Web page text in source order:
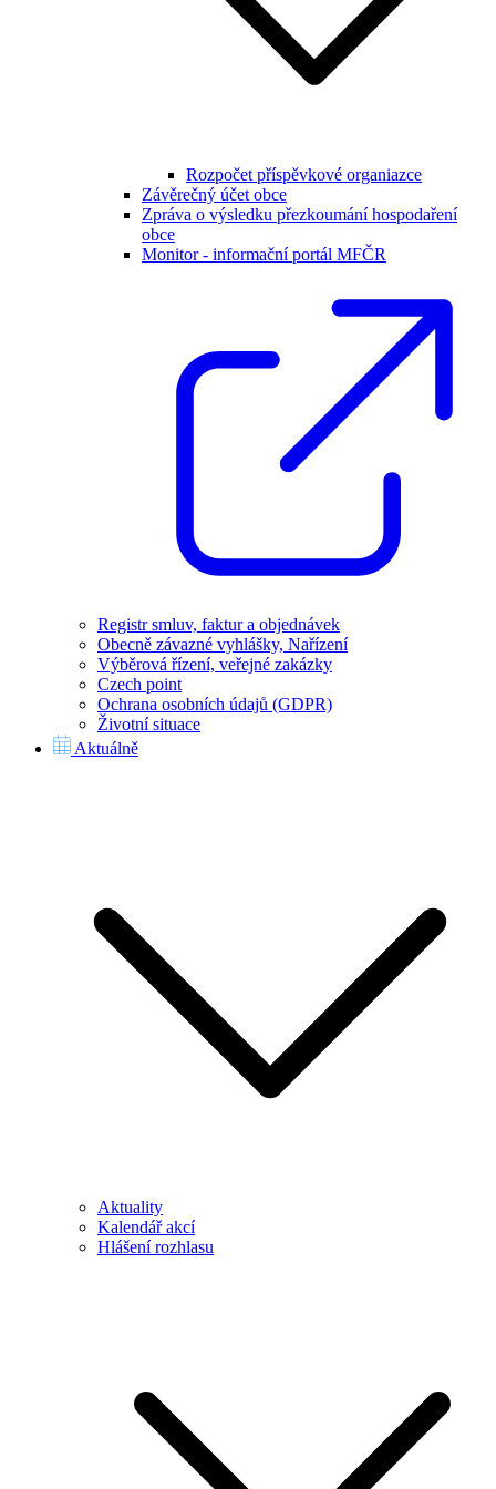
Rozpočet příspěvkové organiazce
Závěrečný účet obce
Zpráva o výsledku přezkoumání hospodaření
obce
Monitor - informační portál MFČR
Registr smluv, faktur a objednávek
Obecně závazné vyhlášky, Nařízení
Výběrová řízení, veřejné zakázky
Czech point
Ochrana osobních údajů (GDPR)
Životní situace
Aktuálně
Aktuality
Kalendář akcí
Hlášení rozhlasu